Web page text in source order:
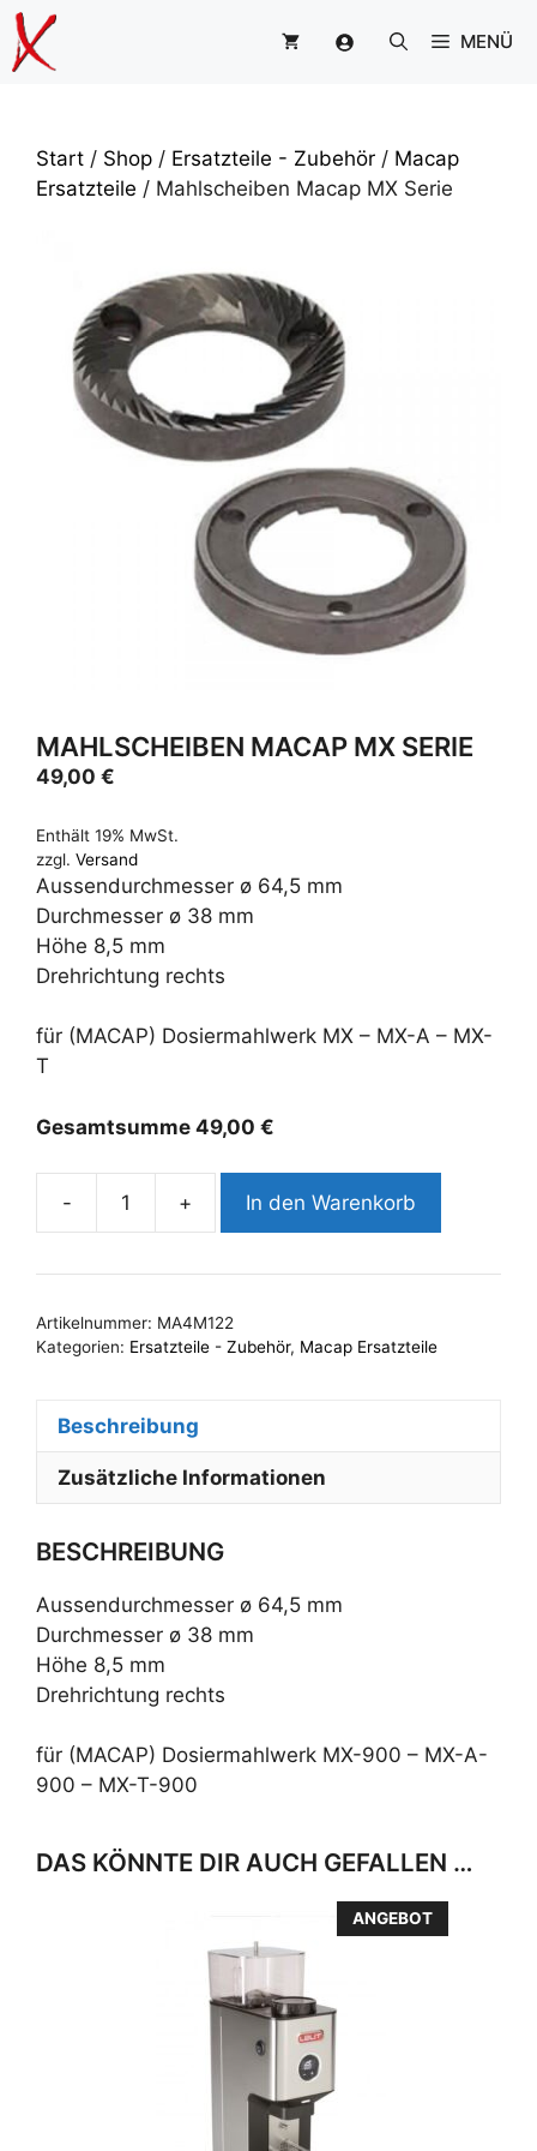
Zum
Inhalt
springen
MENÜ
Start / Shop / Ersatzteile - Zubehör / Macap
Ersatzteile / Mahlscheiben Macap MX Serie
MAHLSCHEIBEN MACAP MX SERIE
49,00 €
Enthält 19% MwSt.
zzgl. Versand
Aussendurchmesser ø 64,5 mm
Durchmesser ø 38 mm
Höhe 8,5 mm
Drehrichtung rechts
für (MACAP) Dosiermahlwerk MX – MX-A – MX-
T
Gesamtsumme 49,00 €
-
Mahlscheiben
MX
Menge
+ In den Warenkorb
Artikelnummer: MA4M122
Kategorien: Ersatzteile - Zubehör, Macap Ersatzteile
Beschreibung
Zusätzliche Informationen
BESCHREIBUNG
Aussendurchmesser ø 64,5 mm
Durchmesser ø 38 mm
Höhe 8,5 mm
Drehrichtung rechts
für (MACAP) Dosiermahlwerk MX-900 – MX-A-
900 – MX-T-900
DAS KÖNNTE DIR AUCH GEFALLEN …
ANGEBOT